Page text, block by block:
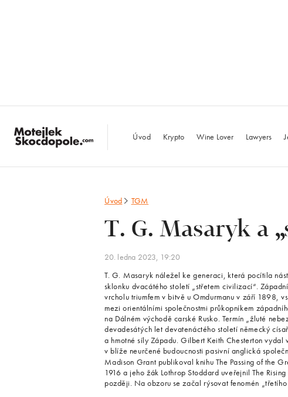
Úvod Krypto Wine Lover Lawyers
Úvod TGM
T. G. Masaryk a
20. ledna 2023, 19:20
T. G. Masaryk náležel ke generaci, která pocítila
sklonku dvacátého století „střetem civilizací“.
vrcholu triumfem v bitvě u Omdurmanu v září 1898,
mezi orientálními společnostmi průkopníkem
na Dálném východě carské Rusko. Termín „žluté
devadesátých let devatenáctého století německý
a hmotné síly Západu. Gilbert Keith Chesterton
v blíže neurčené budoucnosti pasivní anglická
Madison Grant publikoval knihu The Passing of the
1916 a jeho žák Lothrop Stoddard uveřejnil The
později. Na obzoru se začal rýsovat fenomén